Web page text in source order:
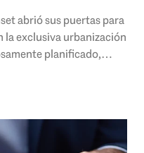
abrió sus puertas para
la exclusiva urbanización
planificado,